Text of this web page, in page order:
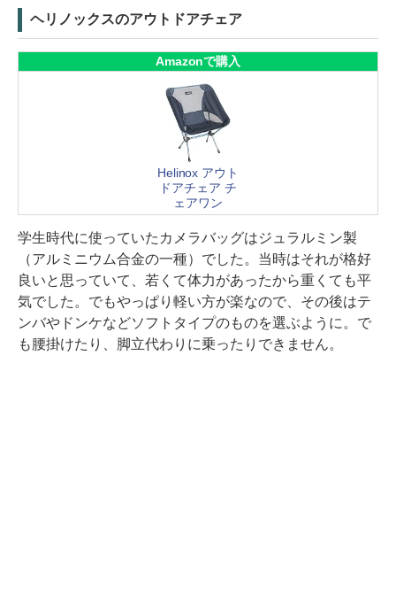
ヘリノックスのアウトドアチェア
Amazonで購入
Helinox アウト
ドアチェア チ
ェアワン
学生時代に使っていたカメラバッグはジュラルミン製
（アルミニウム合金の一種）でした。当時はそれが格好
良いと思っていて、若くて体力があったから重くても平
気でした。でもやっぱり軽い方が楽なので、その後はテ
ンバやドンケなどソフトタイプのものを選ぶように。で
も腰掛けたり、脚立代わりに乗ったりできません。